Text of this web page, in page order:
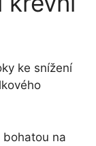
ke snížení
na